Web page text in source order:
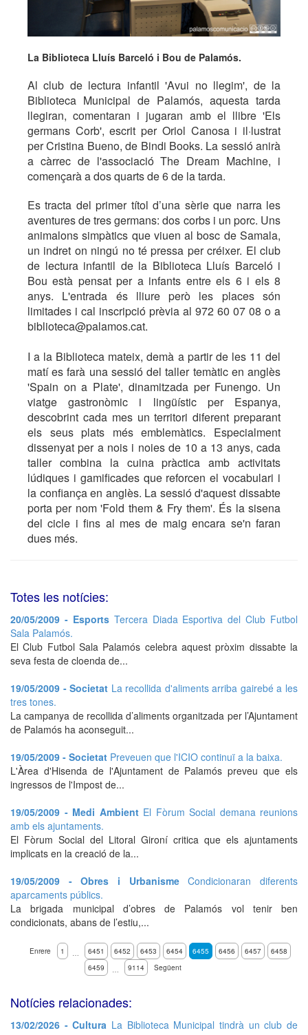
La Biblioteca Lluís Barceló i Bou de Palamós.
Al club de lectura infantil 'Avui no llegim', de la
Biblioteca Municipal de Palamós, aquesta tarda
llegiran, comentaran i jugaran amb el llibre 'Els
germans Corb', escrit per Oriol Canosa i il·lustrat
per Cristina Bueno, de Bindi Books. La sessió anirà
a càrrec de l'associació The Dream Machine, i
començarà a dos quarts de 6 de la tarda.
Es tracta del primer títol d’una sèrie que narra les
aventures de tres germans: dos corbs i un porc. Uns
animalons simpàtics que viuen al bosc de Samala,
un indret on ningú no té pressa per créixer. El club
de lectura infantil de la Biblioteca Lluís Barceló i
Bou està pensat per a infants entre els 6 i els 8
anys. L'entrada és lliure però les places són
limitades i cal inscripció prèvia al 972 60 07 08 o a
biblioteca@palamos.cat.
I a la Biblioteca mateix, demà a partir de les 11 del
matí es farà una sessió del taller temàtic en anglès
'Spain on a Plate', dinamitzada per Funengo. Un
viatge gastronòmic i lingüístic per Espanya,
descobrint cada mes un territori diferent preparant
els seus plats més emblemàtics. Especialment
dissenyat per a nois i noies de 10 a 13 anys, cada
taller combina la cuina pràctica amb activitats
lúdiques i gamificades que reforcen el vocabulari i
la confiança en anglès. La sessió d'aquest dissabte
porta per nom 'Fold them & Fry them'. És la sisena
del cicle i fins al mes de maig encara se'n faran
dues més.
Totes les notícies:
20/05/2009 - Esports Tercera Diada Esportiva del Club Futbol
Sala Palamós.
El Club Futbol Sala Palamós celebra aquest pròxim dissabte la
seva festa de cloenda de...
19/05/2009 - Societat La recollida d'aliments arriba gairebé a les
tres tones.
La campanya de recollida d’aliments organitzada per l’Ajuntament
de Palamós ha aconseguit...
19/05/2009 - Societat Preveuen que l'ICIO continuï a la baixa.
L'Àrea d'Hisenda de l'Ajuntament de Palamós preveu que els
ingressos de l'Impost de...
19/05/2009 - Medi Ambient El Fòrum Social demana reunions
amb els ajuntaments.
El Fòrum Social del Litoral Gironí critica que els ajuntaments
implicats en la creació de la...
19/05/2009 - Obres i UrbanismeCondicionaran diferents
aparcaments públics.
La brigada municipal d’obres de Palamós vol tenir ben
condicionats, abans de l’estiu,...
Enrere 1 … 6451 6452 6453 6454 6455 6456 6457
6458
6459
… 9114 Següent
Notícies relacionades:
13/02/2026 - Cultura La Biblioteca Municipal tindrà un club de